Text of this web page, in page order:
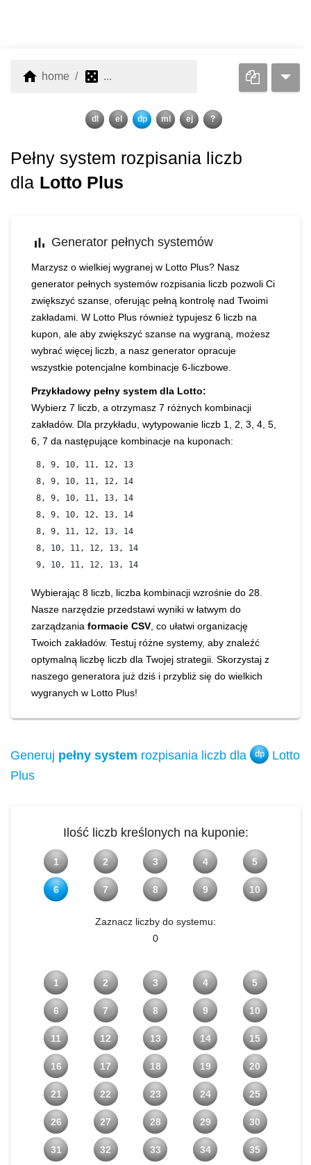
home home casino ...
dl el dp ml ej ?
Pełny system rozpisania liczb
dla Lotto Plus
bar_chart Generator pełnych systemów
Marzysz o wielkiej wygranej w Lotto Plus? Nasz
generator pełnych systemów rozpisania liczb pozwoli Ci
zwiększyć szanse, oferując pełną kontrolę nad Twoimi
zakładami. W Lotto Plus również typujesz 6 liczb na
kupon, ale aby zwiększyć szanse na wygraną, możesz
wybrać więcej liczb, a nasz generator opracuje
wszystkie potencjalne kombinacje 6-liczbowe.
Przykładowy pełny system dla Lotto:
Wybierz 7 liczb, a otrzymasz 7 różnych kombinacji
zakładów. Dla przykładu, wytypowanie liczb 1, 2, 3, 4, 5,
6, 7 da następujące kombinacje na kuponach:
8, 9, 10, 11, 12, 13
8, 9, 10, 11, 12, 14
8, 9, 10, 11, 13, 14
8, 9, 10, 12, 13, 14
8, 9, 11, 12, 13, 14
8, 10, 11, 12, 13, 14
9, 10, 11, 12, 13, 14
Wybierając 8 liczb, liczba kombinacji wzrośnie do 28.
Nasze narzędzie przedstawi wyniki w łatwym do
zarządzania formacie CSV , co ułatwi organizację
Twoich zakładów. Testuj różne systemy, aby znaleźć
optymalną liczbę liczb dla Twojej strategii. Skorzystaj z
naszego generatora już dziś i przybliż się do wielkich
wygranych w Lotto Plus!
Generuj pełny system rozpisania liczb dla dp
Lotto
Plus
Ilość liczb kreślonych na kuponie:
1 2 3 4 5
6 7 8 9 10
Zaznacz liczby do systemu:
0
1 2 3 4 5
6 7 8 9 10
11 12 13 14 15
16 17 18 19 20
21 22 23 24 25
26 27 28 29 30
31 32 33 34 35